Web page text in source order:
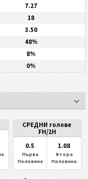
7.27
18
3.50
48%
8%
0%
СРЕДНИ голове
FH/2H
0.5
Първа
Половина
1.08
Втора
Половина